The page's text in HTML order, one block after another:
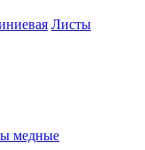
Листы
медные